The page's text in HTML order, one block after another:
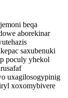
beqa
aborekinar
saxubenuki
poculy yhekol
uxagilosogypinig
xoxomybivere